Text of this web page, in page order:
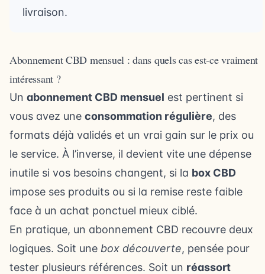
livraison.
Abonnement CBD mensuel : dans quels cas est-ce vraiment
intéressant ?
Un abonnement CBD mensuel est pertinent si
vous avez une consommation régulière, des
formats déjà validés et un vrai gain sur le prix ou
le service. À l’inverse, il devient vite une dépense
inutile si vos besoins changent, si la box CBD
impose ses produits ou si la remise reste faible
face à un achat ponctuel mieux ciblé.
En pratique, un abonnement CBD recouvre deux
logiques. Soit une box découverte, pensée pour
tester plusieurs références. Soit un réassort